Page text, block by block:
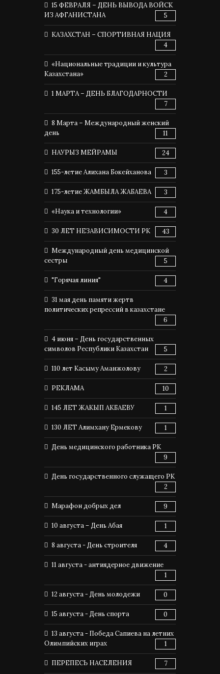
15 ФЕВРАЛЯ – ДЕНЬ ВЫВОДА ВОЙСК
ИЗ АФГАНИСТАНА
5
КАЗАХСТАН – СПОРТИВНАЯ НАЦИЯ
4
«Национальные традиции и культура
Казахстана»
2
1 МАРТА – ДЕНЬ БЛАГОДАРНОСТИ
7
8 Марта – Международный женский
день
11
НАУРЫЗ МЕЙРАМЫ 24
155-летие Алихана Бокейханова 3
175-летие ЖАМБЫЛА ЖАБАЕВА 3
«Наука и технологии» 4
30 ЛЕТ НЕЗАВИСИМОСТИ РК 43
Международный день медицинской
сестры
5
"Горячая линия" 4
31 мая день памяти жертв
политических репрессий в казахстане
6
4 июня – День государственных
символов Республики Казахстан
5
110 лет Касыму Аманжолову 2
РЕКЛАМА 10
145 ЛЕТ ЖАКЫП АКБАЕВУ 1
130 ЛЕТ Алимхану Ермекову 1
День медицинского работника РК
9
День государственного служащего РК
2
Марафон добрых дел 9
10 августа – День Абая 1
8 августа - День строителя 4
11 августа - антиядерное движение
1
12 августа - День молодежи 0
15 августа - День спорта 0
13 августа - Победа Сапиева на летних
Олимпийских играх
1
ПЕРЕПЕСЬ НАСЕЛЕНИЯ 7